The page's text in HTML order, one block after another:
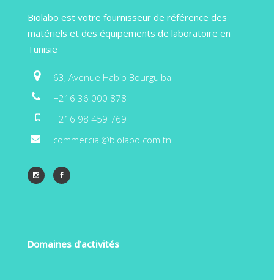
Biolabo est votre fournisseur de référence des
matériels et des équipements de laboratoire en
Tunisie
63, Avenue Habib Bourguiba
+216 36 000 878
+216 98 459 769
commercial@biolabo.com.tn
Domaines d'activités